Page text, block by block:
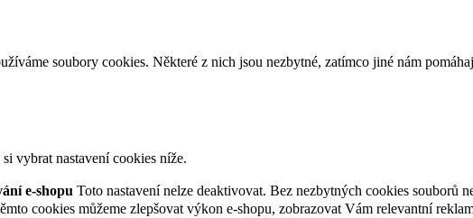
soubory cookies. Některé z nich jsou nezbytné, zatímco jiné nám
vybrat nastavení cookies níže.
e-shopu Toto nastavení nelze deaktivovat. Bez nezbytných cookies souborů
cookies můžeme zlepšovat výkon e-shopu, zobrazovat Vám relevantní